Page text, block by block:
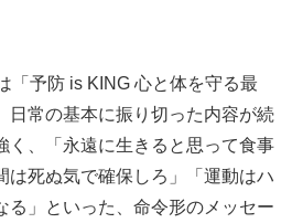
「予防 is KING 心と体を守る最
日常の基本に振り切った内容が続
く、「永遠に生きると思って食事
は死ぬ気で確保しろ」「運動はハ
る」といった、命令形のメッセー